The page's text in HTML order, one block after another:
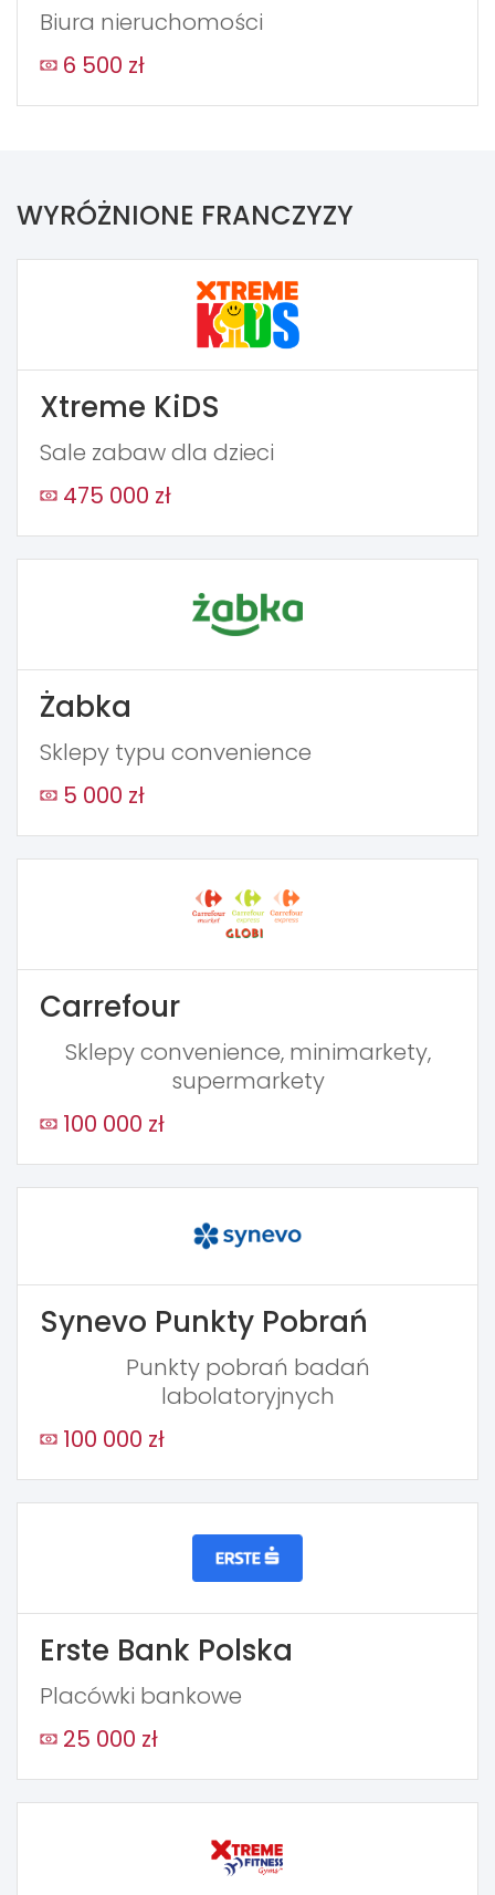
Biura nieruchomości
6 500 zł
WYRÓŻNIONE FRANCZYZY
Xtreme KiDS
Sale zabaw dla dzieci
475 000 zł
Żabka
Sklepy typu convenience
5 000 zł
Carrefour
Sklepy convenience, minimarkety,
supermarkety
100 000 zł
Synevo Punkty Pobrań
Punkty pobrań badań
labolatoryjnych
100 000 zł
Erste Bank Polska
Placówki bankowe
25 000 zł